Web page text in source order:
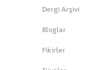
Dergi Arşivi
Bloglar
Fikirler